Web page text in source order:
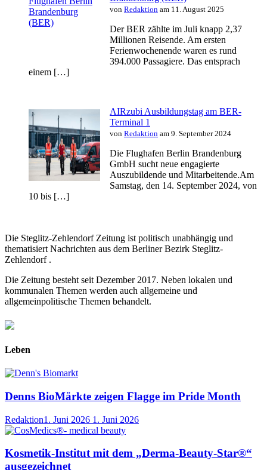
von Redaktion am 11. August 2025
Der BER zählte im Juli knapp 2,37
Millionen Reisende. Am ersten
Ferienwochenende waren es rund
394.000 Passagiere. Das entsprach
einem […]
AIRzubi Ausbildungstag am BER-
Terminal 1
von Redaktion am 9. September 2024
Die Flughafen Berlin Brandenburg
GmbH sucht neue engagierte
Auszubildende und Mitarbeitende.Am
Samstag, den 14. September 2024, von
10 bis […]
Die Steglitz-Zehlendorf Zeitung ist politisch unabhängig und
thematisiert Nachrichten aus dem Berliner Bezirk Steglitz-
Zehlendorf .
Die Zeitung besteht seit Dezember 2017. Neben lokalen und
kommunalen Themen werden auch allgemeine und
allgemeinpolitische Themen behandelt.
Leben
Denns BioMärkte zeigen Flagge im Pride Month
Redaktion1. Juni 2026 1. Juni 2026
Kosmetik-Institut mit dem „Derma-Beauty-Star®“
ausgezeichnet